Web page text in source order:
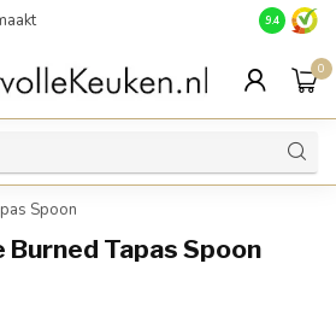
Gratis
9.4
0
Spoon
Burned Tapas Spoon